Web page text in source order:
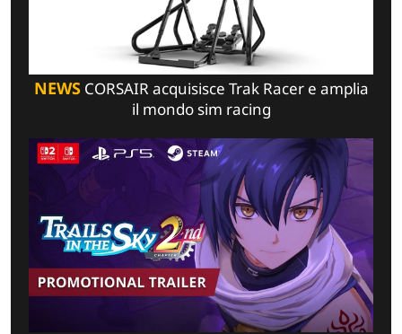
NEWSCORSAIR acquisisce Trak Racer e amplia
il mondo sim racing